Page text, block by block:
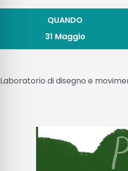
QUANDO
31 Maggio
Laboratorio di disegno e